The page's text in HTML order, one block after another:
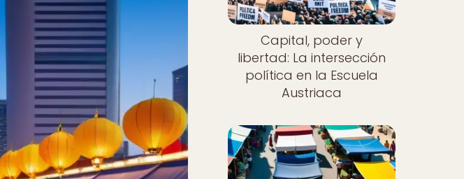
Capital, poder y
libertad: La intersección
política en la Escuela
Austriaca